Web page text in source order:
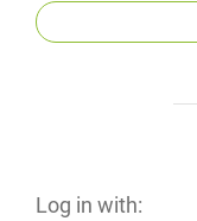
Log in with: